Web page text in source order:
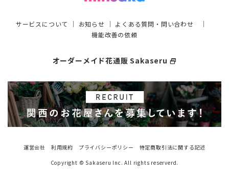
サービスについて ｜ お知らせ ｜ よくある質問・問い合わせ ｜
機能改善の依頼
オーダーメイド花通販 Sakaseru select_window
運営会社 利用規約 プライバシーポリシー
特定商取引法に関する記述
Copyright © Sakaseru Inc. All rights reserverd.